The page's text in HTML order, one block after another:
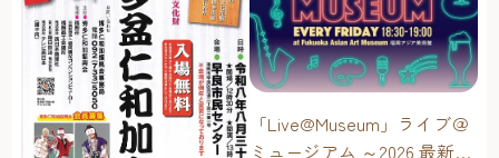
「Live@Museum」ライブ＠
ミュージアム ～2026 最新イ